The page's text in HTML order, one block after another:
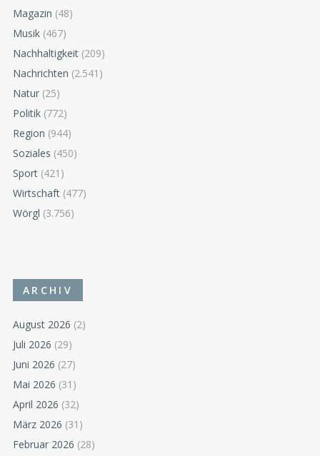
Magazin (48)
Musik (467)
Nachhaltigkeit (209)
Nachrichten (2.541)
Natur (25)
Politik (772)
Region (944)
Soziales (450)
Sport (421)
Wirtschaft (477)
Wörgl (3.756)
ARCHIV
August 2026 (2)
Juli 2026 (29)
Juni 2026 (27)
Mai 2026 (31)
April 2026 (32)
März 2026 (31)
Februar 2026 (28)